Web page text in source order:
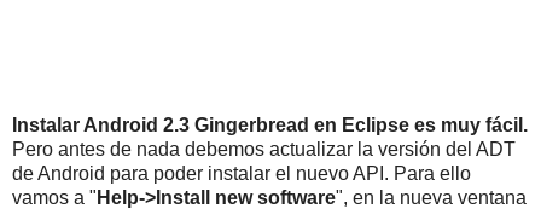
Instalar Android 2.3 Gingerbread en Eclipse es muy fácil.
Pero antes de nada debemos actualizar la versión del ADT
de Android para poder instalar el nuevo API. Para ello
vamos a " Help->Install new software", en la nueva ventana